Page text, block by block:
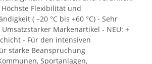
Flexibilität und
( –20 °C bis +60 °C) - Sehr
Markenartikel - NEU: +
- Für den intensiven
starke Beanspruchung
Sportanlagen,